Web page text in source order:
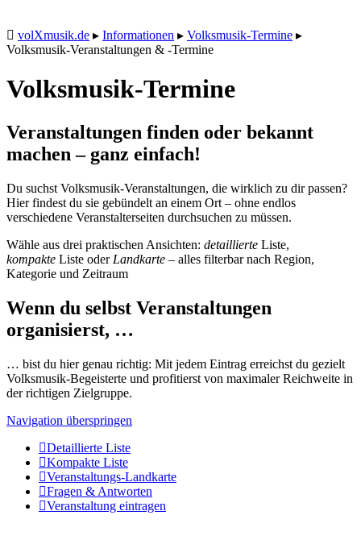
volXmusik.de ▸ Informationen ▸ Volksmusik-Termine ▸
Volksmusik-Veranstaltungen & -Termine
Volksmusik-Termine
Veranstaltungen finden oder bekannt
machen – ganz einfach!
Du suchst Volksmusik-Veranstaltungen, die wirklich zu dir passen?
Hier findest du sie gebündelt an einem Ort – ohne endlos
verschiedene Veranstalterseiten durchsuchen zu müssen.
Wähle aus drei praktischen Ansichten: detaillierte Liste,
kompakte Liste oder Landkarte – alles filterbar nach Region,
Kategorie und Zeitraum
Wenn du selbst Veranstaltungen
organisierst, …
… bist du hier genau richtig: Mit jedem Eintrag erreichst du gezielt
Volksmusik-Begeisterte und profitierst von maximaler Reichweite in
der richtigen Zielgruppe.
Navigation überspringen
Detaillierte Liste
Kompakte Liste
Veranstaltungs-Landkarte
Fragen & Antworten
Veranstaltung eintragen